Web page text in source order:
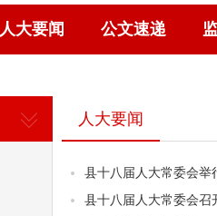
人大要闻 公文速递
人大要闻
县十八届人大常委会举
县十八届人大常委会召